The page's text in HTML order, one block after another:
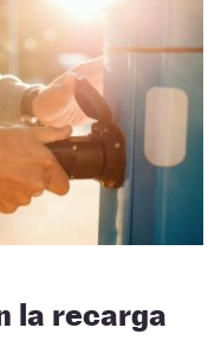
la recarga